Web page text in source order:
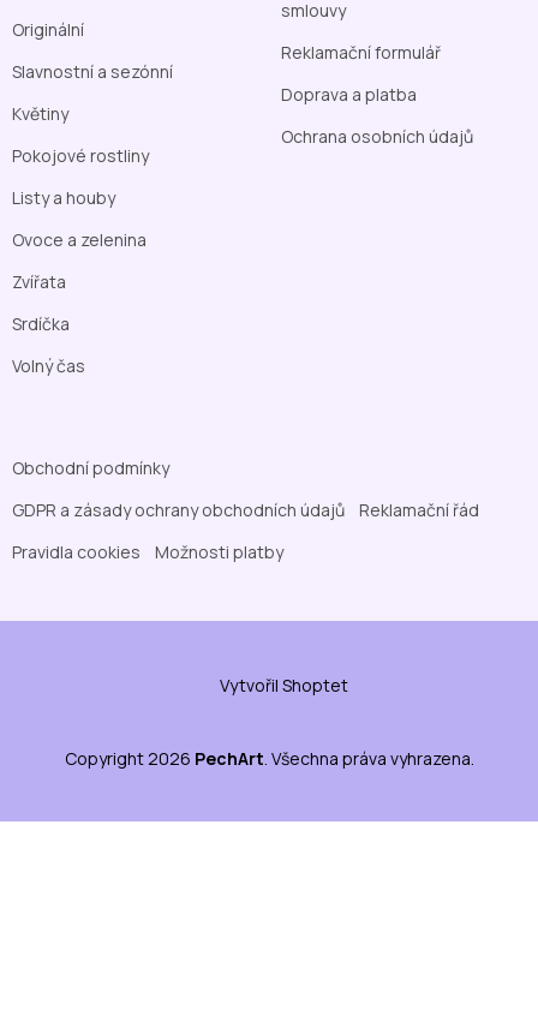
Originální
Slavnostní a sezónní
Květiny
Pokojové rostliny
Listy a houby
Ovoce a zelenina
Zvířata
Srdíčka
Volný čas
smlouvy
Reklamační formulář
Doprava a platba
Ochrana osobních údajů
Obchodní podmínky
GDPR a zásady ochrany obchodních údajů
Reklamační řád
Pravidla cookies
Možnosti platby
Vytvořil Shoptet
Copyright 2026 PechArt . Všechna práva vyhrazena.